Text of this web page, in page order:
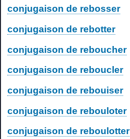
conjugaison de rebosser
conjugaison de rebotter
conjugaison de reboucher
conjugaison de reboucler
conjugaison de rebouiser
conjugaison de rebouloter
conjugaison de reboulotter